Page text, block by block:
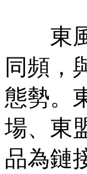
東風
同頻，
態勢。
場、東
品為鏈